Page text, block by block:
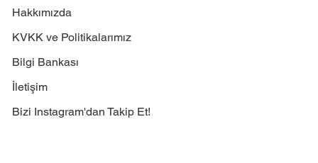
Hakkımızda
KVKK ve Politikalarımız
Bilgi Bankası
İletişim
Bizi Instagram'dan Takip Et!